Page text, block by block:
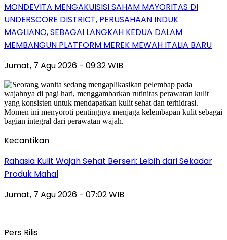
MONDEVITA MENGAKUISISI SAHAM MAYORITAS DI
UNDERSCORE DISTRICT, PERUSAHAAN INDUK
MAGLIANO, SEBAGAI LANGKAH KEDUA DALAM
MEMBANGUN PLATFORM MEREK MEWAH ITALIA BARU
Jumat, 7 Agu 2026 - 09:32 WIB
Kecantikan
Rahasia Kulit Wajah Sehat Berseri: Lebih dari Sekadar
Produk Mahal
Jumat, 7 Agu 2026 - 07:02 WIB
Pers Rilis